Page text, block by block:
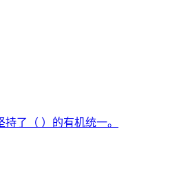
了（ ）的有机统一。